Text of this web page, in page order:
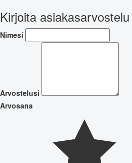
Kirjoita asiakasarvostelu
Nimesi
Arvostelusi
Arvosana